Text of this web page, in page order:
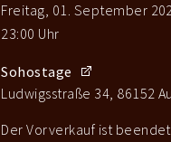
Freitag, 01. September
23:00 Uhr
Sohostage
Ludwigsstraße 34, 86152
Der Vorverkauf ist